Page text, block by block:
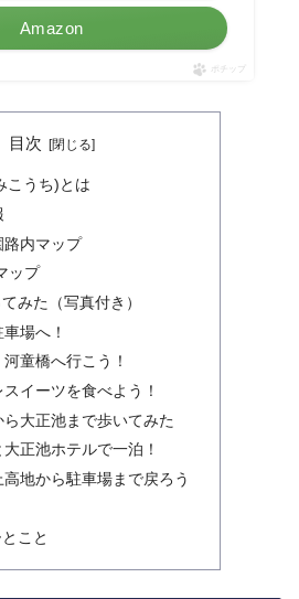
Amazon
ポチップ
目次
こうち)とは
路内マップ
ップ
みた（写真付き）
場へ！
童橋へ行こう！
イーツを食べよう！
ら大正池まで歩いてみた
正池ホテルで一泊！
高地から駐車場まで戻ろう
こと